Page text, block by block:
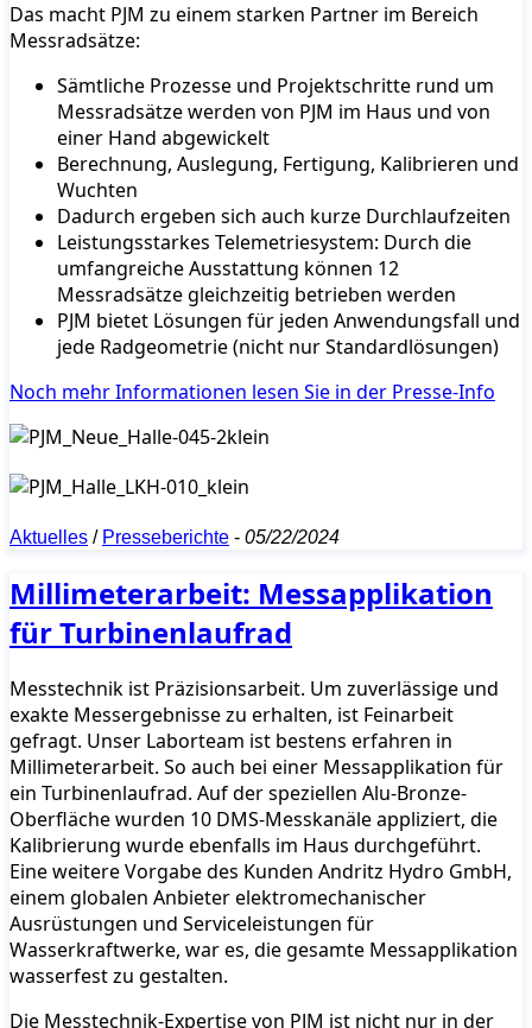
Das macht PJM zu einem starken Partner im Bereich
Messradsätze:
Sämtliche Prozesse und Projektschritte rund um
Messradsätze werden von PJM im Haus und von
einer Hand abgewickelt
Berechnung, Auslegung, Fertigung, Kalibrieren und
Wuchten
Dadurch ergeben sich auch kurze Durchlaufzeiten
Leistungsstarkes Telemetriesystem: Durch die
umfangreiche Ausstattung können 12
Messradsätze gleichzeitig betrieben werden
PJM bietet Lösungen für jeden Anwendungsfall und
jede Radgeometrie (nicht nur Standardlösungen)
Noch mehr Informationen lesen Sie in der Presse-Info
Aktuelles / Presseberichte - 05/22/2024
Millimeterarbeit: Messapplikation
für Turbinenlaufrad
Messtechnik ist Präzisionsarbeit. Um zuverlässige und
exakte Messergebnisse zu erhalten, ist Feinarbeit
gefragt. Unser Laborteam ist bestens erfahren in
Millimeterarbeit. So auch bei einer Messapplikation für
ein Turbinenlaufrad. Auf der speziellen Alu-Bronze-
Oberfläche wurden 10 DMS-Messkanäle appliziert, die
Kalibrierung wurde ebenfalls im Haus durchgeführt.
Eine weitere Vorgabe des Kunden Andritz Hydro GmbH,
einem globalen Anbieter elektromechanischer
Ausrüstungen und Serviceleistungen für
Wasserkraftwerke, war es, die gesamte Messapplikation
wasserfest zu gestalten.
Die Messtechnik-Expertise von PJM ist nicht nur in der